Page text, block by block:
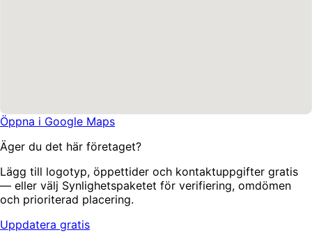
Öppna i Google Maps
Äger du det här företaget?
Lägg till logotyp, öppettider och kontaktuppgifter gratis
— eller välj Synlighetspaketet för verifiering, omdömen
och prioriterad placering.
Uppdatera gratis